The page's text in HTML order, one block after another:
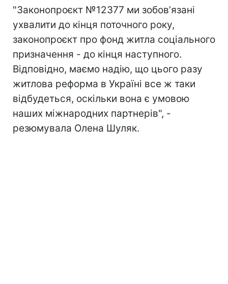
"Законопроєкт №12377 ми зобовʼязані
ухвалити до кінця поточного року,
законопроєкт про фонд житла соціального
призначення - до кінця наступного.
Відповідно, маємо надію, що цього разу
житлова реформа в Україні все ж таки
відбудеться, оскільки вона є умовою
наших міжнародних партнерів", -
резюмувала Олена Шуляк.